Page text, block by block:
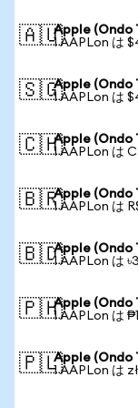
🇦🇺Apple (Ondo
1 AAPLon は
🇸🇬Apple (Ondo
1 AAPLon は
🇨🇭Apple (Ondo
1 AAPLon は
🇧🇷Apple (Ondo
1 AAPLon は
🇧🇩Apple (Ondo
1 AAPLon は
🇵🇭Apple (Ondo
1 AAPLon は
🇵🇱Apple (Ondo
1 AAPLon は